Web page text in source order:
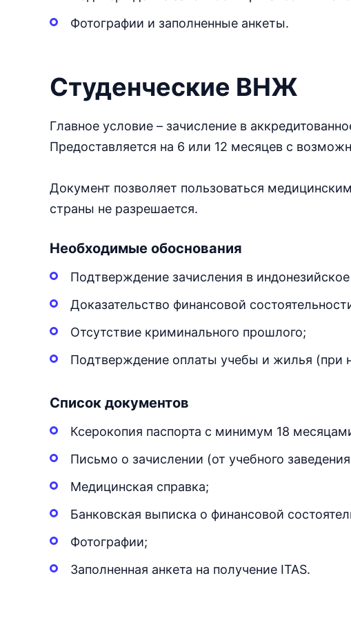
Фотографии и заполненные анкеты.
Студенческие ВНЖ
Главное условие – зачисление в
Предоставляется на 6 или 12 месяцев с
Документ позволяет пользоваться
страны не разрешается.
Необходимые обоснования
Подтверждение зачисления в
Доказательство финансовой
Отсутствие криминального прошлого;
Подтверждение оплаты учебы и жилья (при
Список документов
Ксерокопия паспорта с минимум 18
Письмо о зачислении (от учебного
Медицинская справка;
Банковская выписка о финансовой
Фотографии;
Заполненная анкета на получение ITAS.